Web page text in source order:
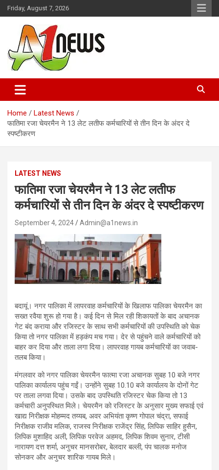
Skip
to
content
Friday, August 7, 2026
A1news.in
Home
Latest News
फातिमा रजा चेयरमैन ने 13 लेट लतीफ कर्मचारियों से तीन दिन के अंदर दे
स्पष्टीकरण
LATEST NEWS
फातिमा रजा चेयरमैन ने 13 लेट लतीफ
कर्मचारियों से तीन दिन के अंदर दे स्पष्टीकरण
September 4, 2024 Admin@a1news.in
बदायूं। नगर पालिका में लापरवाह कर्मचारियों के खिलाफ पालिका चेयरमैन का
सख्त रवैया शुरू हो गया है। कई दिन से मिल रही शिकायतों के बाद अचानक
गेट बंद कराया और रजिस्टर के साथ सभी कर्मचारियों की उपस्थिति को चेक
किया तो नगर पालिका में हड़कंप मच गया। देर से पहुंचने वाले कर्मचारियों को
बाहर कर दिया और ताला लगा दिया। लापरवाह गायब कर्मचारियों का जवाब-
तलब किया।
मंगलवार को नगर पालिका चेयरमैन फात्मा रजा अचानक सुबह 10 बजे नगर
पालिका कार्यालय पहुंच गईं। उन्होंने सुबह 10.10 बजे कार्यालय के दोनों गेट
पर ताला लगवा दिया। उसके बाद उपस्थिति रजिस्टर चेक किया तो 13
कर्मचारी अनुपस्थित मिले। चेयरमैन को रजिस्टर के अनुसार मुख्य सफाई एवं
खाद्य निरीक्षक मोहम्मद तय्यब, अवर अभियंता कृष्ण गोपाल चंद्रा, सफाई
निरीक्षक राजीव मलिक, राजस्व निरीक्षक राजेंद्र सिंह, लिपिक साहिर हुसैन,
लिपिक मुशाहिद अली, लिपिक परवेज अहमद, लिपिक शिवम सुनार, टीसी
नारायण दत्त शर्मा, अनुचर मानसरोबर, बेलदार बल्ली, पंप चालक मनोज
सोनकर और अनुचर शारिक गायब मिले।